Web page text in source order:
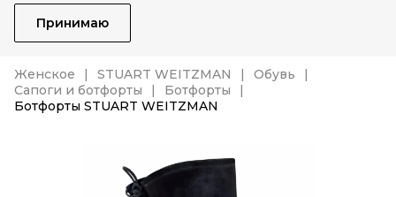
Принимаю
Женское STUART WEITZMAN
Обувь
Сапоги и ботфорты
Ботфорты
Ботфорты STUART WEITZMAN